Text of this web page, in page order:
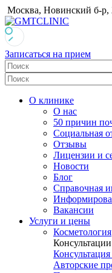
Москва, Новинский б-р,
Записаться на прием
О клинике
О нас
50 причин
Социальная
Отзывы
Лицензии и
Новости
Блог
Справочная
Вакансии
Услуги и цены
Косметология
Авторские